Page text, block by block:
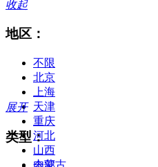
收起
地区：
不限
北京
上海
天津
重庆
河北
山西
内蒙古
展开
类型：